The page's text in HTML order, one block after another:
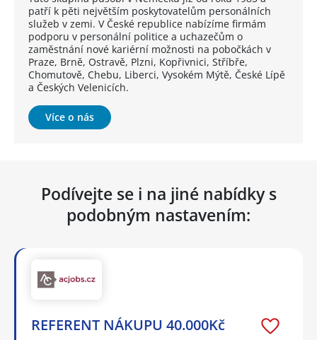
patří k pěti největším poskytovatelům personálních
služeb v zemi. V České republice nabízíme firmám
podporu v personální politice a uchazečům o
zaměstnání nové kariérní možnosti na pobočkách v
Praze, Brně, Ostravě, Plzni, Kopřivnici, Stříbře,
Chomutově, Chebu, Liberci, Vysokém Mýtě, České Lípě
a Českých Velenicích.
Více o nás
Podívejte se i na jiné nabídky s
podobným nastavením:
REFERENT NÁKUPU 40.000Kč